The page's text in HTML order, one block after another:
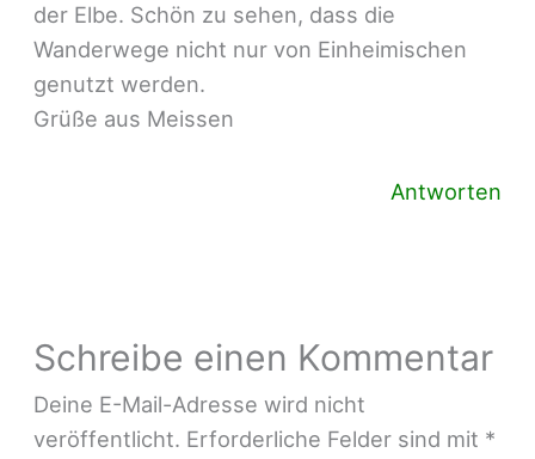
der Elbe. Schön zu sehen, dass die
Wanderwege nicht nur von Einheimischen
genutzt werden.
Grüße aus Meissen
Antworten
Schreibe einen Kommentar
Deine E-Mail-Adresse wird nicht
veröffentlicht. Erforderliche Felder sind mit *